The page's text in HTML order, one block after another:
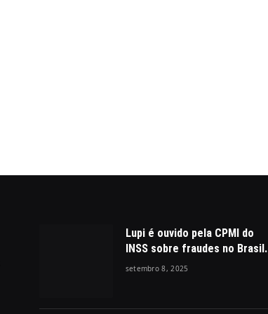
Lupi é ouvido pela CPMI do
INSS sobre fraudes no Brasil.
setembro 8, 2025